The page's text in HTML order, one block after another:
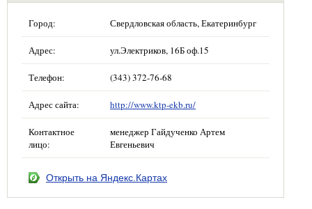
Город: Свердловская область, Екатеринбург
Адрес: ул.Электриков, 16Б оф.15
Телефон: (343) 372-76-68
Адрес сайта: http://www.ktp-ekb.ru/
Контактное
лицо:
менеджер Гайдученко Артем
Евгеньевич
Открыть на Яндекс.Картах